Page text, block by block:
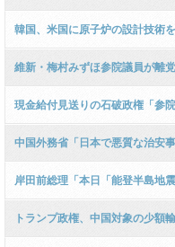
せた韓国 KBOトップが語る意義
韓国、米国に原子炉の設計技術
挙」と韓国メディア称賛
維新・梅村みずほ参院議員が離
現金給付見送りの石破政権「参
つぶされる」 → ﾈｯﾄ「自民が潰
費税廃止すれば？」
中国外務省「日本で悪質な治安
日本旅行するように」
岸田前総理「本日「能登半島地
現する議員の会」を発足しまし
トランプ政権、中国対象の少